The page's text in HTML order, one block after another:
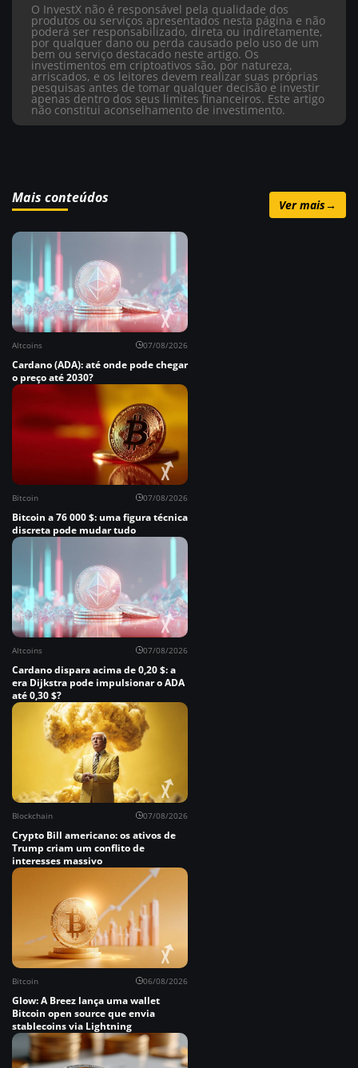
O InvestX não é responsável pela qualidade dos
produtos ou serviços apresentados nesta página e não
poderá ser responsabilizado, direta ou indiretamente,
por qualquer dano ou perda causado pelo uso de um
bem ou serviço destacado neste artigo. Os
investimentos em criptoativos são, por natureza,
arriscados, e os leitores devem realizar suas próprias
pesquisas antes de tomar qualquer decisão e investir
apenas dentro dos seus limites financeiros. Este artigo
não constitui aconselhamento de investimento.
Mais conteúdos Ver mais→
Altcoins 07/08/2026
Cardano (ADA): até onde pode chegar
o preço até 2030?
Bitcoin 07/08/2026
Bitcoin a 76 000 $: uma figura técnica
discreta pode mudar tudo
Altcoins 07/08/2026
Cardano dispara acima de 0,20 $: a
era Dijkstra pode impulsionar o ADA
até 0,30 $?
Blockchain 07/08/2026
Crypto Bill americano: os ativos de
Trump criam um conflito de
interesses massivo
Bitcoin 06/08/2026
Glow: A Breez lança uma wallet
Bitcoin open source que envia
stablecoins via Lightning